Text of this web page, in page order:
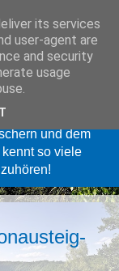
der größten
hält und ihrem
längst
und dem
so viele
its services
user-agent are
and security
usage